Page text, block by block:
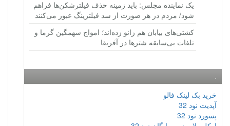
یک نماینده مجلس: باید زمینه حذف فیلترشکن‌ها فراهم
شود/ مردم در هر صورت از سد فیلترینگ عبور می‌کنند
کشتی‌های بیابان هم زانو زده‌اند؛ امواج سهمگین گرما و
تلفات بی‌سابقه شترها در آفریقا
.
خرید بک لینک فالو
آپدیت نود 32
پسورد نود 32